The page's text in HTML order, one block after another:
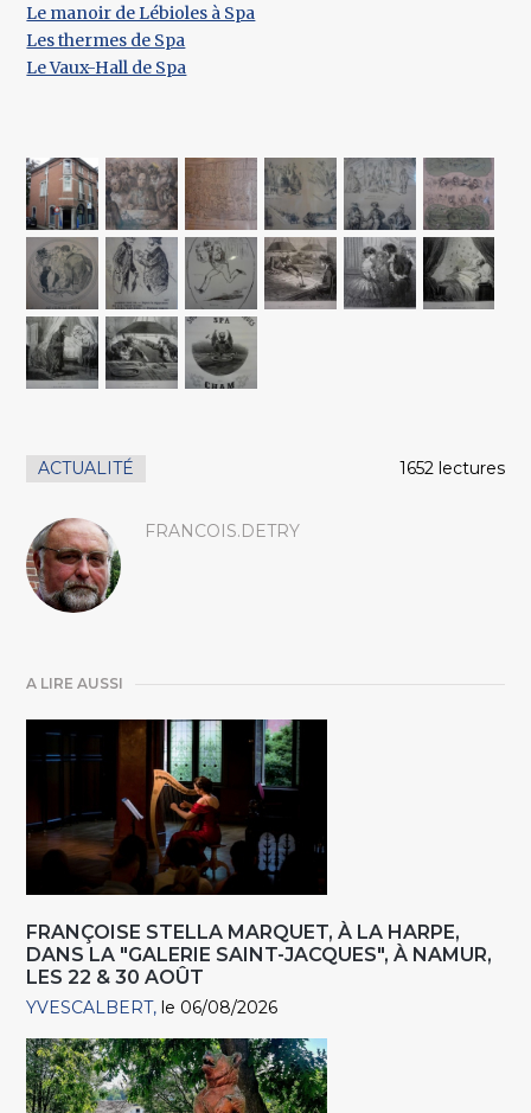
Le manoir de Lébioles à Spa
Les thermes de Spa
Le Vaux-Hall de Spa
ACTUALITÉ 1652 lectures
FRANCOIS.DETRY
A LIRE AUSSI
FRANÇOISE STELLA MARQUET, À LA HARPE,
DANS LA "GALERIE SAINT-JACQUES", À NAMUR,
LES 22 & 30 AOÛT
YVESCALBERT le 06/08/2026